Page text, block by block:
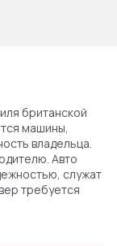
британской
машины,
владельца.
Авто
служат
требуется